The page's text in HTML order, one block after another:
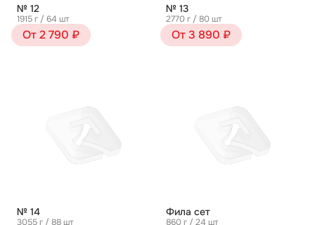
№ 12
1915 г / 64 шт
От 2 790 ₽
№ 13
2770 г / 80 шт
От 3 890 ₽
№ 14
3055 г / 88 шт
Фила сет
860 г / 24 шт